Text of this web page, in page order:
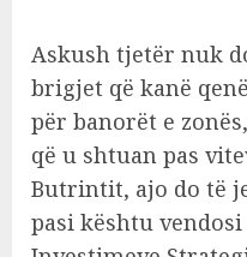
Askush tjetër nuk
brigjet që kanë
për banorët e
që u shtuan pas
Butrintit, ajo do të
pasi kështu